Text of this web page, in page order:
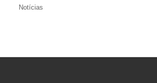
Notícias